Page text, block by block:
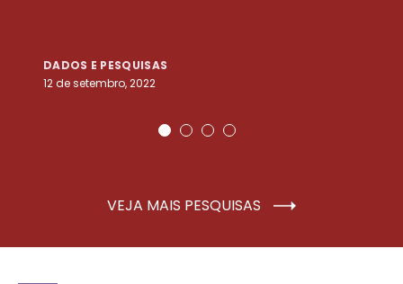
DADOS E PESQUISAS
12 de setembro, 2022
VEJA MAIS PESQUISAS